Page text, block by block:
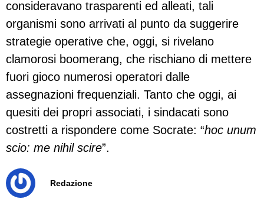
consideravano trasparenti ed alleati, tali
organismi sono arrivati al punto da suggerire
strategie operative che, oggi, si rivelano
clamorosi boomerang, che rischiano di mettere
fuori gioco numerosi operatori dalle
assegnazioni frequenziali. Tanto che oggi, ai
quesiti dei propri associati, i sindacati sono
costretti a rispondere come Socrate: “hoc unum
scio: me nihil scire”.
Redazione